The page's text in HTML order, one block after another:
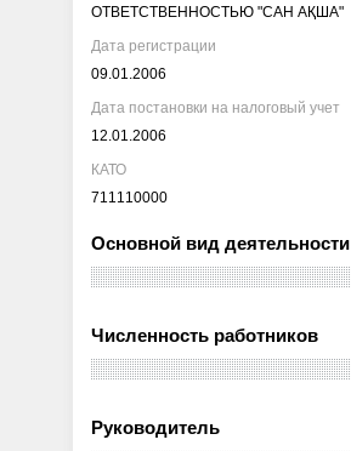
ОТВЕТСТВЕННОСТЬЮ "САН АҚША"
Дата регистрации
09.01.2006
Дата постановки на налоговый учет
12.01.2006
КАТО
711110000
Основной вид деятельности
Численность работников
Руководитель